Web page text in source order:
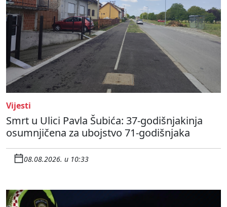
Vijesti
Smrt u Ulici Pavla Šubića: 37-godišnjakinja
osumnjičena za ubojstvo 71-godišnjaka
08.08.2026. u 10:33